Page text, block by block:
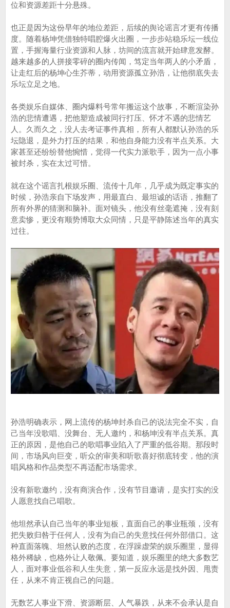
位和资源差距十分悬殊。
也正是因为这份早年的地位差距，后续的舆论谣言才更有传播
度。随着杨坤凭借独特唱腔爆火出圈，一步步站稳乐坛一线位
置，手握海量行业资源和人脉，坊间的流言就开始肆意发酵。
越来越多的人拼接零碎的圈内传闻，笃定当年两人的小矛盾，
让走红后的杨坤心生芥蒂，动用资源孤立孙浩，让他彻底失去
乐坛立足之地。
各类娱乐自媒体、圈内爆料号常年搬运这个故事，不断渲染孙
浩的悲情遭遇，把他塑造成被同行打压、怀才不遇的悲情艺
人。久而久之，没人去考证事件真相，所有人都默认孙浩的乐
坛隐退，是外力打压的结果，和他自身能力没有半点关系。大
家甚至还纷纷替他惋惜，觉得一代实力派歌手，因为一点小事
被封杀，实在太过可惜。
就在这个谣言扎根娱乐圈、流传十几年，几乎成为既定事实的
时候，孙浩亲自下场发声，用最直白、最坦诚的话语，推翻了
所有外界的猜测和脑补。面对镜头，他没有丝毫遮掩，没有刻
意卖惨，更没有顺势博取大众同情，只是平静陈述当年的真实
过往。
孙浩明确表示，网上流传的杨坤封杀自己的说法完全不实，自
己当年没歌唱、没舞台、无人邀约，和杨坤没有半点关系。真
正的原因，是他自己的歌唱事业陷入了严重的低谷期。那段时
间，市场风向巨变，听众的审美和听歌喜好彻底转变，他的演
唱风格和作品类型不再适配市场需求。
没有新歌邀约，没有商演合作，没有节目邀请，是实打实的没
人愿意找自己唱歌。
他坦然承认自己当年的事业短板，直面自己的事业瓶颈，没有
把失败归咎于任何人，没有为自己的失意找任何外部借口。这
种直面落魄、坦然认败的态度，在浮躁虚荣的娱乐圈里，显得
格外稀缺，也格外让人敬佩。要知道，娱乐圈里的绝大多数艺
人，面对事业低谷和人生失意，第一反应永远是找外因、甩责
任，从来不肯正视自己的问题。
无数艺人事业下滑、资源断层、人气暴跌，从来不会承认是自